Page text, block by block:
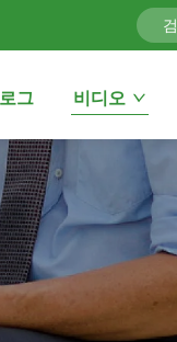
그 비디오